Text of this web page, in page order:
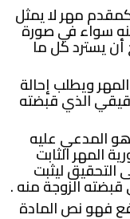
كمقدم مهر لا يمثل
سواء في صورة
يسترد كل ما
ويطلب إحالة
الذي قبضته
المدعي عليه
المهر الثابت
التحقيق ليثبت
الزوجة منه .
فهو نص المادة